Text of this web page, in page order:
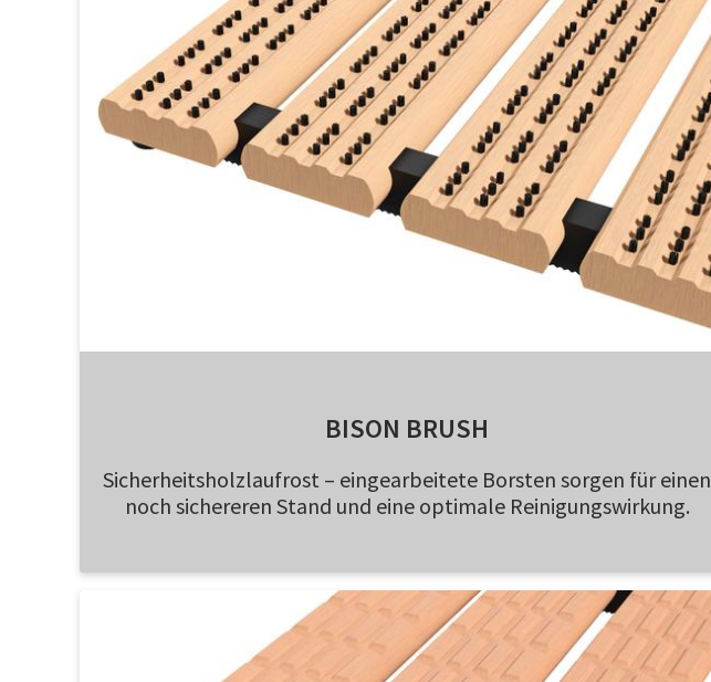
BISON BRUSH
Sicherheitsholzlaufrost – eingearbeitete Borsten sorgen für einen
noch sichereren Stand und eine optimale Reinigungswirkung.